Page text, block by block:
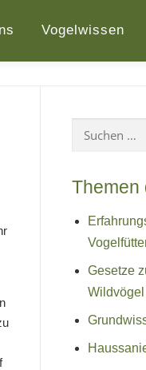
Vogelwissen
nach:
Themen
Gesetze
Wildvögel